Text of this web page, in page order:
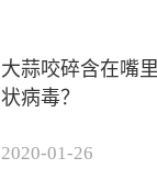
大蒜咬碎含在嘴
状病毒？
2020-01-26